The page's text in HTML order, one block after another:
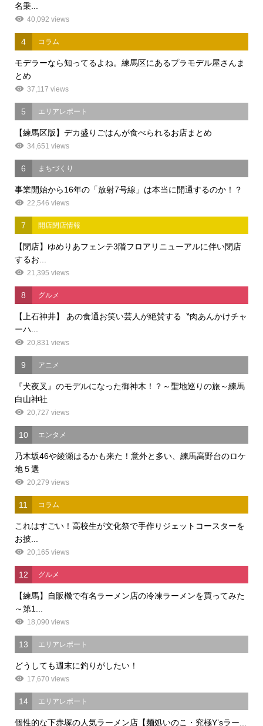
名乗...
40,092 views
4 コラム
モデラーなら知ってるよね。練馬区にあるプラモデル屋さんま
とめ
37,117 views
5 エリアレポート
【練馬区版】デカ盛りごはんが食べられるお店まとめ
34,651 views
6 まちづくり
事業開始から16年の「放射7号線」は本当に開通するのか！？
22,546 views
7 開店閉店情報
【閉店】ゆめりあフェンテ3階フロアリニューアルに伴い閉店
するお...
21,395 views
8 グルメ
【上石神井】 あの食通お笑い芸人が絶賛する〝肉あんかけチャ
ーハ...
20,831 views
9 アニメ
『犬夜叉』のモデルになった御神木！？～聖地巡りの旅～練馬
白山神社
20,727 views
10 エンタメ
乃木坂46や綾瀬はるかも来た！意外と多い、練馬高野台のロケ
地５選
20,279 views
11 コラム
これはすごい！高校生が文化祭で手作りジェットコースターを
お披...
20,165 views
12 グルメ
【練馬】自販機で有名ラーメン店の冷凍ラーメンを買ってみた
～第1...
18,090 views
13 エリアレポート
どうしても週末に釣りがしたい！
17,670 views
14 エリアレポート
個性的な下赤塚の人気ラーメン店【麺処いのこ・究極Y’sラー...